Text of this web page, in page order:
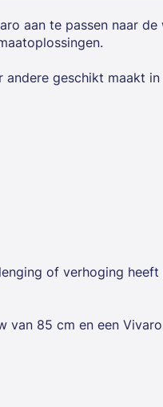
aan te passen naar
geschikt maakt
of verhoging
85 cm en een